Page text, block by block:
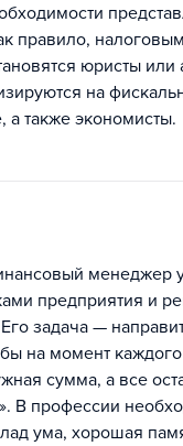
правило,
юристы или
на
а также экономисты.
менеджер
предприятия и
задача —
на момент
сумма, а все
В профессии
ума, хорошая